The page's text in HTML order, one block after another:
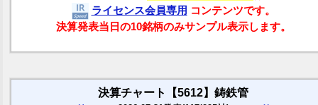
ライセンス会員専用 コンテンツです。
決算発表当日の10銘柄のみサンプル表示します。
決算チャート【5612】鋳鉄管